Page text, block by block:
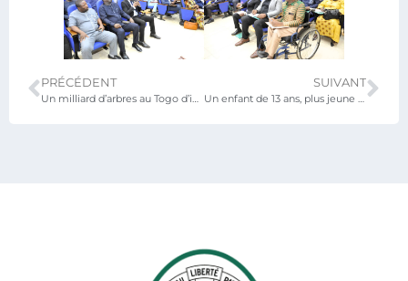
PRÉCÉDENT
Un milliard d’arbres au Togo d’ici 2030 c’est possible…
SUIVANT
Un enfant de 13 ans, plus jeune candidat au titre du BEPC 2025 au TOGO…